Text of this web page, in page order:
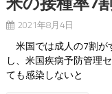
2021年8月4日
米国では成人の7割が
し、米国疾病予防管理
ても感染しないと